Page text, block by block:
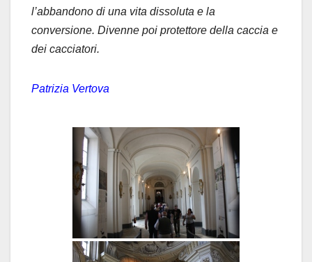
l’abbandono di una vita dissoluta e la
conversione. Divenne poi protettore della caccia e
dei cacciatori.
Patrizia Vertova